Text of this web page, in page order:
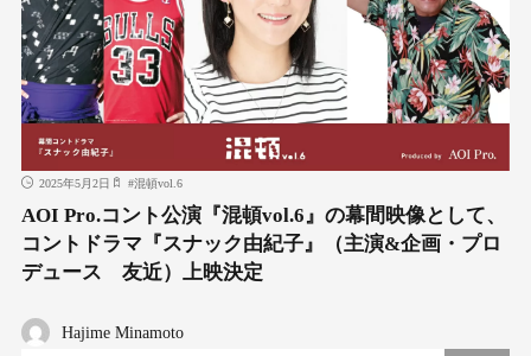
2025年5月2日 #混頓vol.6
AOI Pro.コント公演『混頓vol.6』の幕間映像として、
コントドラマ『スナック由紀子』（主演&企画・プロ
デュース 友近）上映決定
Hajime Minamoto